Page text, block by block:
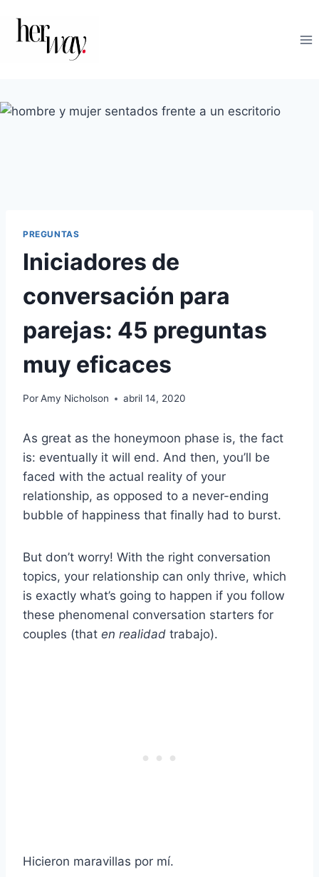
contenido
PREGUNTAS
Iniciadores de
conversación para
parejas: 45 preguntas
muy eficaces
PorAmy Nicholson abril 14, 2020
As great as the honeymoon phase is, the fact
is: eventually it will end. And then, you’ll be
faced with the actual reality of your
relationship, as opposed to a never-ending
bubble of happiness that finally had to burst.
But don’t worry! With the right conversation
topics, your relationship can only thrive, which
is exactly what’s going to happen if you follow
these phenomenal conversation starters for
couples (that en realidad trabajo).
Hicieron maravillas por mí.